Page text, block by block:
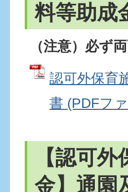
料等助成
（注意）必ず
認可外保育
書 (PDFフ
【認可
金】通園